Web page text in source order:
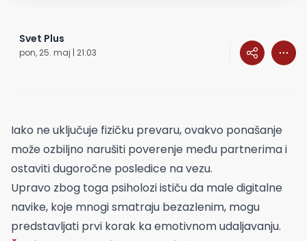
Svet Plus
pon, 25. maj | 21:03
Iako ne uključuje fizičku prevaru, ovakvo ponašanje
može ozbiljno narušiti poverenje među partnerima i
ostaviti dugoročne posledice na vezu.
Upravo zbog toga psiholozi ističu da male digitalne
navike, koje mnogi smatraju bezazlenim, mogu
predstavljati prvi korak ka emotivnom udaljavanju.